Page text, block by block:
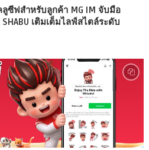
ซีฟสำหรับลูกค้า MG IM จับมือ
SHABU เติมเต็มไลฟ์สไตล์ระดับ